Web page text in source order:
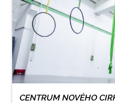
CENTRUM NOVÉHO